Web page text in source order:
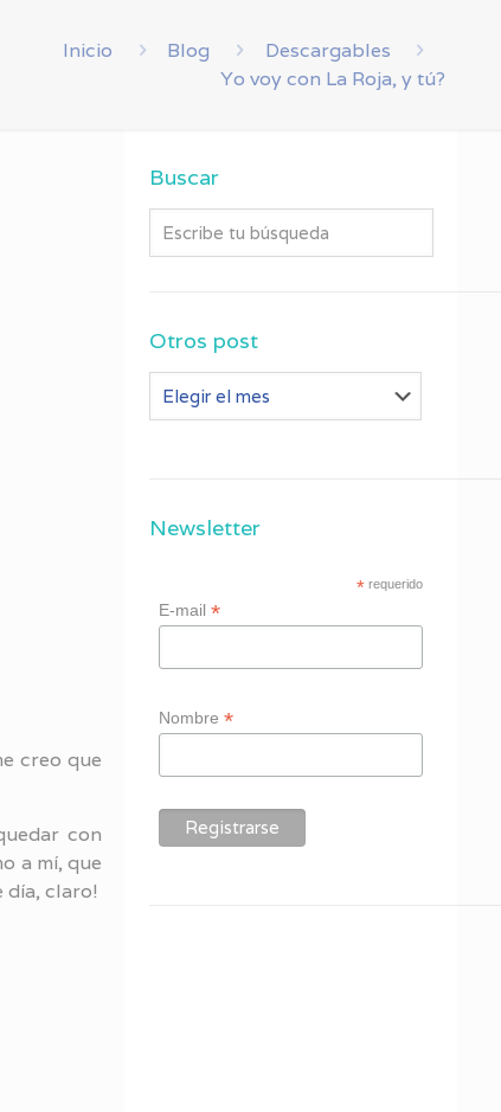
Inicio Blog
Descargables
Yo voy con La Roja, y tú?
creo que
con
a mí, que
día, claro!
Buscar
Otros post
Otros
Newsletter
*requerido
E-mail *
Nombre *